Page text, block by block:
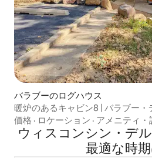
バラブーのログハウス
暖炉のあるキャビン8 | バラブー
ットOK
価格 · ロケーション · アメニティ・
ウィスコンシン・デ
最⁠適⁠な時⁠